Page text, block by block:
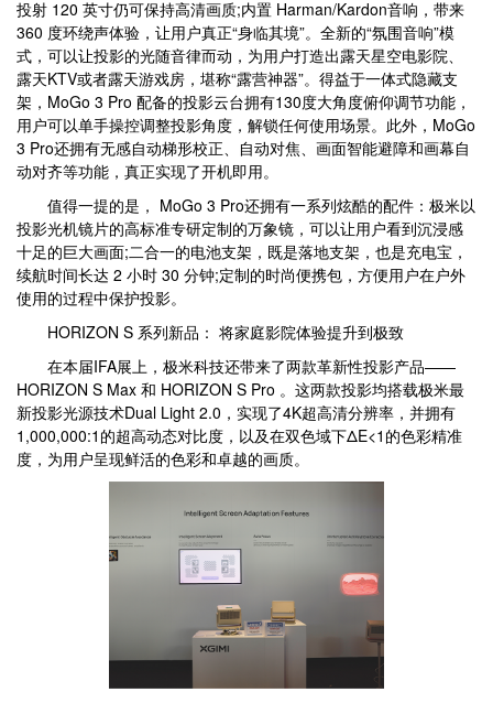
投射 120 英寸仍可保持高清画质;内置 Harman/Kardon音响，带来
360 度环绕声体验，让用户真正“身临其境”。全新的“氛围音响”模
式，可以让投影的光随音律而动，为用户打造出露天星空电影院、
露天KTV或者露天游戏房，堪称“露营神器”。得益于一体式隐藏支
架，MoGo 3 Pro 配备的投影云台拥有130度大角度俯仰调节功能，
用户可以单手操控调整投影角度，解锁任何使用场景。此外，MoGo
3 Pro还拥有无感自动梯形校正、自动对焦、画面智能避障和画幕自
动对齐等功能，真正实现了开机即用。
值得一提的是， MoGo 3 Pro还拥有一系列炫酷的配件：极米以
投影光机镜片的高标准专研定制的万象镜，可以让用户看到沉浸感
十足的巨大画面;二合一的电池支架，既是落地支架，也是充电宝，
续航时间长达 2 小时 30 分钟;定制的时尚便携包，方便用户在户外
使用的过程中保护投影。
HORIZON S 系列新品： 将家庭影院体验提升到极致
在本届IFA展上，极米科技还带来了两款革新性投影产品——
HORIZON S Max 和 HORIZON S Pro 。这两款投影均搭载极米最
新投影光源技术Dual Light 2.0，实现了4K超高清分辨率，并拥有
1,000,000:1的超高动态对比度，以及在双色域下ΔE<1的色彩精准
度，为用户呈现鲜活的色彩和卓越的画质。